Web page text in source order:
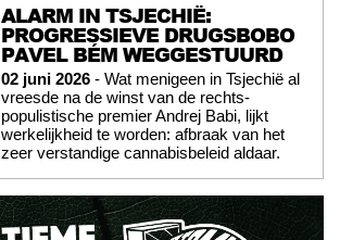
ALARM IN TSJECHIË:
PROGRESSIEVE DRUGSBOBO
PAVEL BÉM WEGGESTUURD
02 juni 2026 - Wat menigeen in Tsjechië al
vreesde na de winst van de rechts-
populistische premier Andrej Babi, lijkt
werkelijkheid te worden: afbraak van het
zeer verstandige cannabisbeleid aldaar.